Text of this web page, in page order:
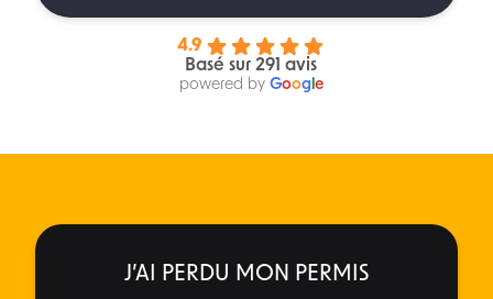
4.9
Basé sur 291 avis
powered by Googl e
J’AI PERDU MON PERMIS